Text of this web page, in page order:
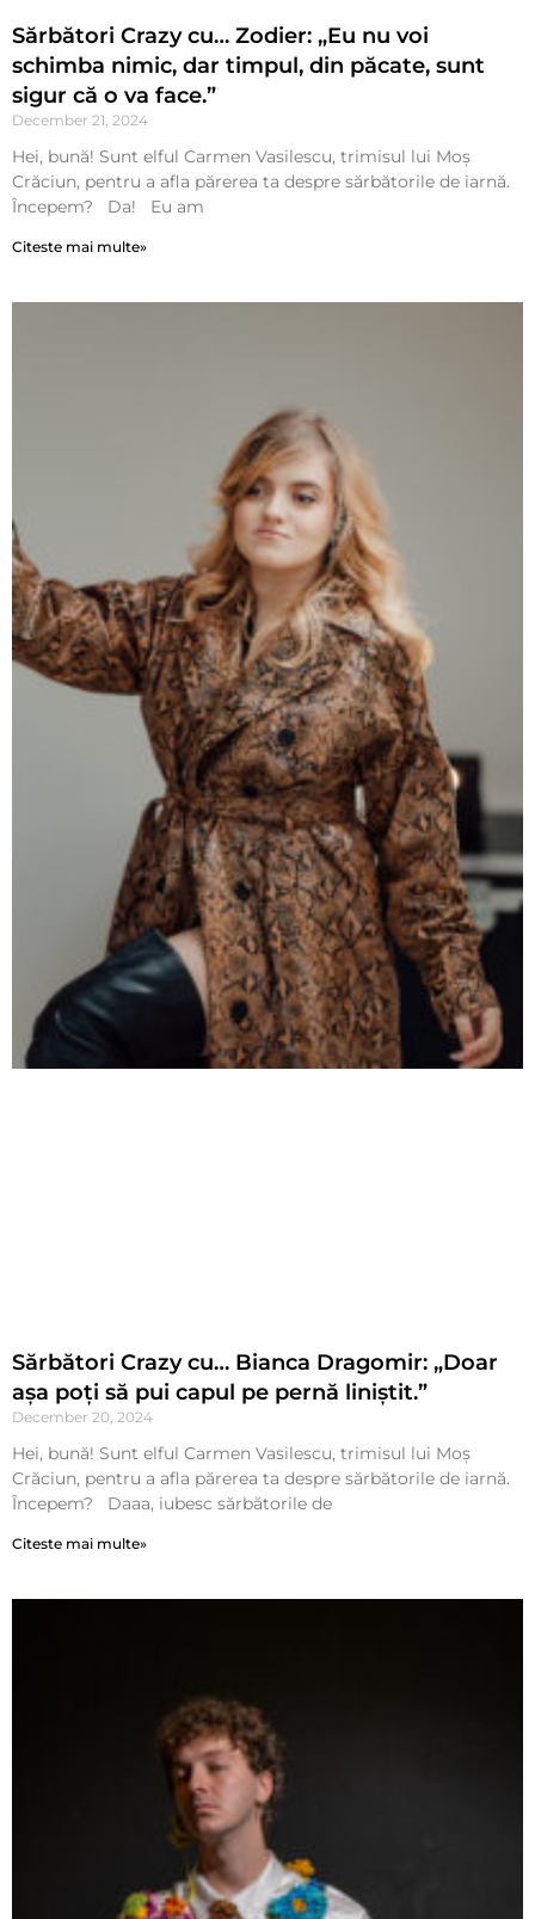
Sărbători Crazy cu… Zodier: „Eu nu voi
schimba nimic, dar timpul, din păcate, sunt
sigur că o va face.”
December 21, 2024
Hei, bună! Sunt elful Carmen Vasilescu, trimisul lui Moș
Crăciun, pentru a afla părerea ta despre sărbătorile de iarnă.
Începem? Da! Eu am
Citeste mai multe»
Sărbători Crazy cu… Bianca Dragomir: „Doar
așa poți să pui capul pe pernă liniștit.”
December 20, 2024
Hei, bună! Sunt elful Carmen Vasilescu, trimisul lui Moș
Crăciun, pentru a afla părerea ta despre sărbătorile de iarnă.
Începem? Daaa, iubesc sărbătorile de
Citeste mai multe»